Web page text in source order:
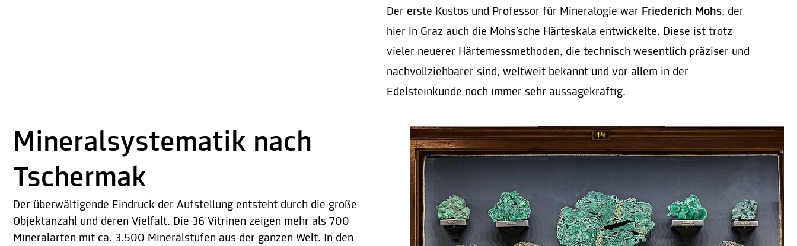
Der erste Kustos und Professor für Mineralogie war Friederich Mohs, der
hier in Graz auch die Mohs’sche Härteskala entwickelte. Diese ist trotz
vieler neuerer Härtemessmethoden, die technisch wesentlich präziser und
nachvollziehbarer sind, weltweit bekannt und vor allem in der
Edelsteinkunde noch immer sehr aussagekräftig.
Mineralsystematik nach
Tschermak
Der überwältigende Eindruck der Aufstellung entsteht durch die große
Objektanzahl und deren Vielfalt. Die 36 Vitrinen zeigen mehr als 700
Mineralarten mit ca. 3.500 Mineralstufen aus der ganzen Welt. In den